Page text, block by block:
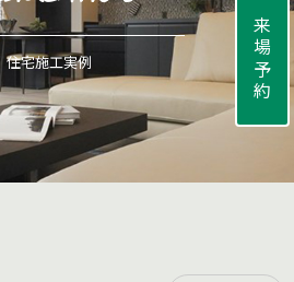
来場予約
住宅施工実例